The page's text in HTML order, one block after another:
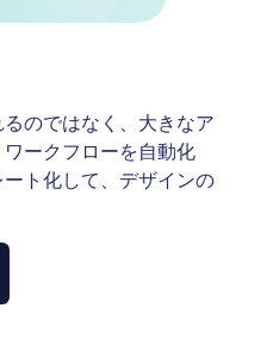
のではなく、大きなア
ークフローを自動化
ト化して、デザインの